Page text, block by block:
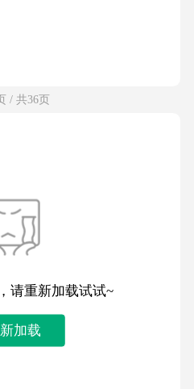
/ 共36页
请重新加载试试~
加载